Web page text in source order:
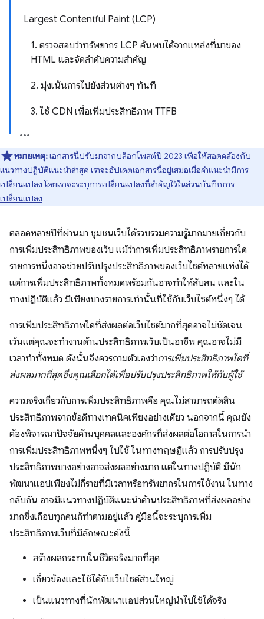
Largest Contentful Paint (LCP)
1. ตรวจสอบว่าทรัพยากร LCP ค้นพบได้จากแหล่งที่มาของ
HTML และจัดลําดับความสําคัญ
2. มุ่งเน้นการไปยังส่วนต่างๆ ทันที
3. ใช้ CDN เพื่อเพิ่มประสิทธิภาพ TTFB
หมายเหตุ:เอกสารนี้ปรับมาจากบล็อกโพสต์ปี 2023 เพื่อให้สอดคล้องกับ
แนวทางปฏิบัติแนะนำล่าสุด เราจะอัปเดตเอกสารนี้อยู่เสมอเมื่อคำแนะนำมีการ
เปลี่ยนแปลง โดยเราจะระบุการเปลี่ยนแปลงที่สำคัญไว้ในส่วนบันทึกการ
เปลี่ยนแปลง
ตลอดหลายปีที่ผ่านมา ชุมชนเว็บได้รวบรวมความรู้มากมายเกี่ยวกับ
การเพิ่มประสิทธิภาพของเว็บ แม้ว่าการเพิ่มประสิทธิภาพรายการใด
รายการหนึ่งอาจช่วยปรับปรุงประสิทธิภาพของเว็บไซต์หลายแห่งได้
แต่การเพิ่มประสิทธิภาพทั้งหมดพร้อมกันอาจทําให้สับสน และใน
ทางปฏิบัติแล้ว มีเพียงบางรายการเท่านั้นที่ใช้กับเว็บไซต์หนึ่งๆ ได้
การเพิ่มประสิทธิภาพใดที่ส่งผลต่อเว็บไซต์มากที่สุดอาจไม่ชัดเจน
เว้นแต่คุณจะทํางานด้านประสิทธิภาพเว็บเป็นอาชีพ คุณอาจไม่มี
เวลาทำทั้งหมด ดังนั้นจึงควรถามตัวเองว่าการเพิ่มประสิทธิภาพใดที่
ส่งผลมากที่สุดซึ่งคุณเลือกได้เพื่อปรับปรุงประสิทธิภาพให้กับผู้ใช้
ความจริงเกี่ยวกับการเพิ่มประสิทธิภาพคือ คุณไม่สามารถตัดสิน
ประสิทธิภาพจากข้อดีทางเทคนิคเพียงอย่างเดียว นอกจากนี้ คุณยัง
ต้องพิจารณาปัจจัยด้านบุคคลและองค์กรที่ส่งผลต่อโอกาสในการนำ
การเพิ่มประสิทธิภาพหนึ่งๆ ไปใช้ ในทางทฤษฎีแล้ว การปรับปรุง
ประสิทธิภาพบางอย่างอาจส่งผลอย่างมาก แต่ในทางปฏิบัติ มีนัก
พัฒนาแอปเพียงไม่กี่รายที่มีเวลาหรือทรัพยากรในการใช้งาน ในทาง
กลับกัน อาจมีแนวทางปฏิบัติแนะนำด้านประสิทธิภาพที่ส่งผลอย่าง
มากซึ่งเกือบทุกคนก็ทําตามอยู่แล้ว คู่มือนี้จะระบุการเพิ่ม
ประสิทธิภาพเว็บที่มีลักษณะดังนี้
สร้างผลกระทบในชีวิตจริงมากที่สุด
เกี่ยวข้องและใช้ได้กับเว็บไซต์ส่วนใหญ่
เป็นแนวทางที่นักพัฒนาแอปส่วนใหญ่นำไปใช้ได้จริง